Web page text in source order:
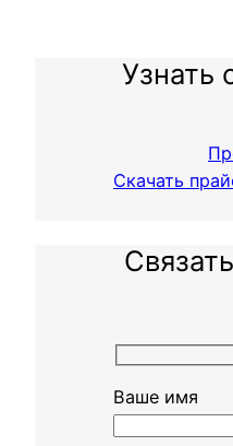
Узнать
Скачать
Ваше имя